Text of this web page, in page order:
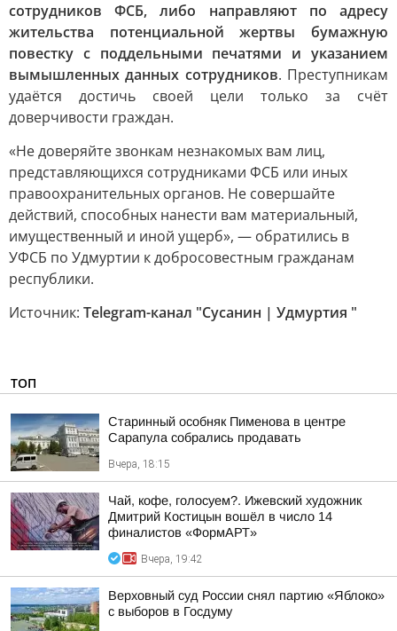
сотрудников ФСБ, либо направляют по адресу
жительства потенциальной жертвы бумажную
повестку с поддельными печатями и указанием
вымышленных данных сотрудников. Преступникам
удаётся достичь своей цели только за счёт
доверчивости граждан.
«Не доверяйте звонкам незнакомых вам лиц,
представляющихся сотрудниками ФСБ или иных
правоохранительных органов. Не совершайте
действий, способных нанести вам материальный,
имущественный и иной ущерб», — обратились в
УФСБ по Удмуртии к добросовестным гражданам
республики.
Источник: Telegram-канал "Сусанин | Удмуртия "
ТОП
Старинный особняк Пименова в центре
Сарапула собрались продавать
Вчера, 18:15
Чай, кофе, голосуем?. Ижевский художник
Дмитрий Костицын вошёл в число 14
финалистов «ФормАРТ»
Вчера, 19:42
Верховный суд России снял партию «Яблоко»
с выборов в Госдуму